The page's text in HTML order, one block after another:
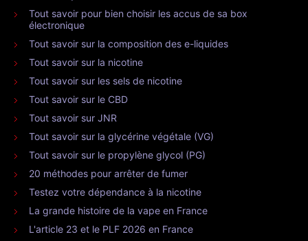
Tout savoir pour bien choisir les accus de sa box
électronique
Tout savoir sur la composition des e-liquides
Tout savoir sur la nicotine
Tout savoir sur les sels de nicotine
Tout savoir sur le CBD
Tout savoir sur JNR
Tout savoir sur la glycérine végétale (VG)
Tout savoir sur le propylène glycol (PG)
20 méthodes pour arrêter de fumer
Testez votre dépendance à la nicotine
La grande histoire de la vape en France
L'article 23 et le PLF 2026 en France